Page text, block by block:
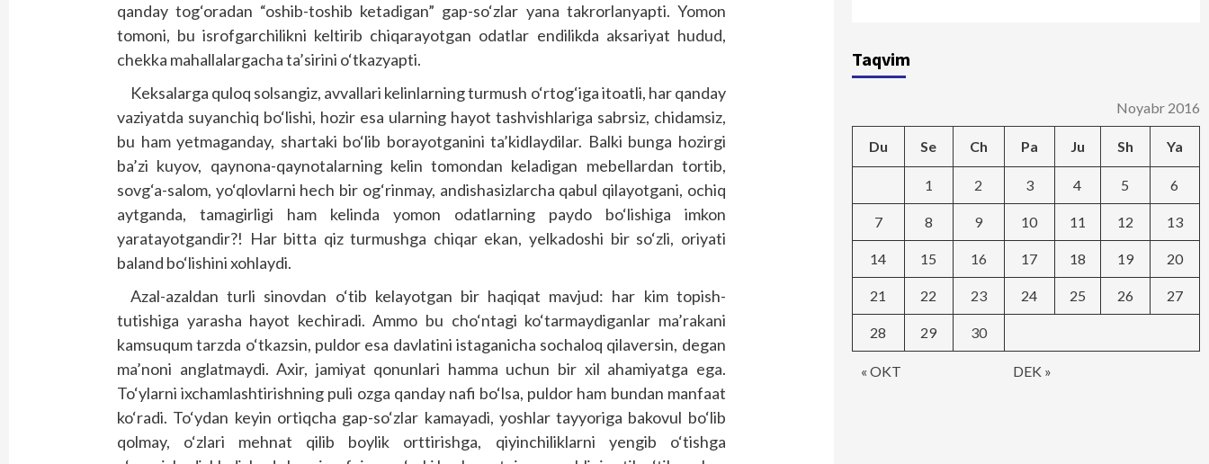
qanday tog‘oradan “oshib-toshib ketadigan” gap-so‘zlar yana takrorlanyapti. Yomon
tomoni, bu isrofgarchilikni keltirib chiqarayotgan odatlar endilikda aksariyat hudud,
chekka mahallalargacha ta’sirini o‘tkazyapti.
Keksalarga quloq solsangiz, avvallari kelinlarning turmush o‘rtog‘iga itoatli, har qanday
vaziyatda suyanchiq bo‘lishi, hozir esa ularning hayot tashvishlariga sabrsiz, chidamsiz,
bu ham yetmaganday, shartaki bo‘lib borayotganini ta’kidlaydilar. Balki bunga hozirgi
ba’zi kuyov, qaynona-qaynotalarning kelin tomondan keladigan mebellardan tortib,
sovg‘a-salom, yo‘qlovlarni hech bir og‘rinmay, andishasizlarcha qabul qilayotgani, ochiq
aytganda, tamagirligi ham kelinda yomon odatlarning paydo bo‘lishiga imkon
yaratayotgandir?! Har bitta qiz turmushga chiqar ekan, yelkadoshi bir so‘zli, oriyati
baland bo‘lishini xohlaydi.
Azal-azaldan turli sinovdan o‘tib kelayotgan bir haqiqat mavjud: har kim topish-
tutishiga yarasha hayot kechiradi. Ammo bu cho‘ntagi ko‘tarmaydiganlar ma’rakani
kamsuqum tarzda o‘tkazsin, puldor esa davlatini istaganicha sochaloq qilaversin, degan
ma’noni anglatmaydi. Axir, jamiyat qonunlari hamma uchun bir xil ahamiyatga ega.
To‘ylarni ixchamlashtirishning puli ozga qanday nafi bo‘lsa, puldor ham bundan manfaat
ko‘radi. To‘ydan keyin ortiqcha gap-so‘zlar kamayadi, yoshlar tayyoriga bakovul bo‘lib
qolmay, o‘zlari mehnat qilib boylik orttirishga, qiyinchiliklarni yengib o‘tishga
Taqvim
Noyabr 2016
Du Se Ch Pa Ju Sh Ya
« OKT DEK »
1 2 3 4 5 6
7 8 9 10 11 12 13
14 15 16 17 18 19 20
21 22 23 24 25 26 27
28 29 30